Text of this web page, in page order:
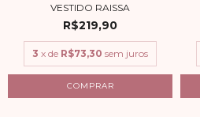
VESTIDO RAISSA
R$219,90
3 x de R$73,30 sem juros
COMPRAR